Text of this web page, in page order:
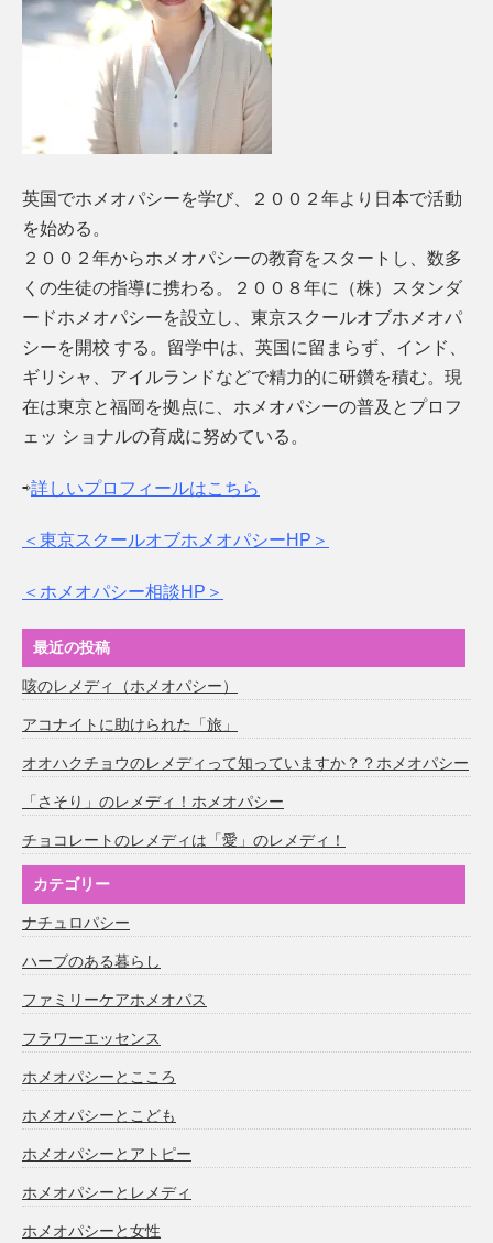
英国でホメオパシーを学び、２００２年より日本で活動
を始める。
２００２年からホメオパシーの教育をスタートし、数多
くの生徒の指導に携わる。２００８年に（株）スタンダ
ードホメオパシーを設立し、東京スクールオブホメオパ
シーを開校 する。留学中は、英国に留まらず、インド、
ギリシャ、アイルランドなどで精力的に研鑽を積む。現
在は東京と福岡を拠点に、ホメオパシーの普及とプロフ
ェッ ショナルの育成に努めている。
⇨詳しいプロフィールはこちら
＜東京スクールオブホメオパシーHP＞
＜ホメオパシー相談HP＞
最近の投稿
咳のレメディ（ホメオパシー）
アコナイトに助けられた「旅」
オオハクチョウのレメディって知っていますか？？ホメオパシー
「さそり」のレメディ！ホメオパシー
チョコレートのレメディは「愛」のレメディ！
カテゴリー
ナチュロパシー
ハーブのある暮らし
ファミリーケアホメオパス
フラワーエッセンス
ホメオパシーとこころ
ホメオパシーとこども
ホメオパシーとアトピー
ホメオパシーとレメディ
ホメオパシーと女性